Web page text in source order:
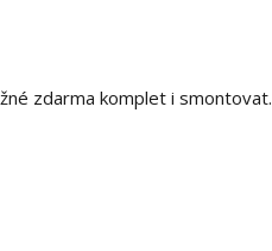
zdarma komplet i smontovat.